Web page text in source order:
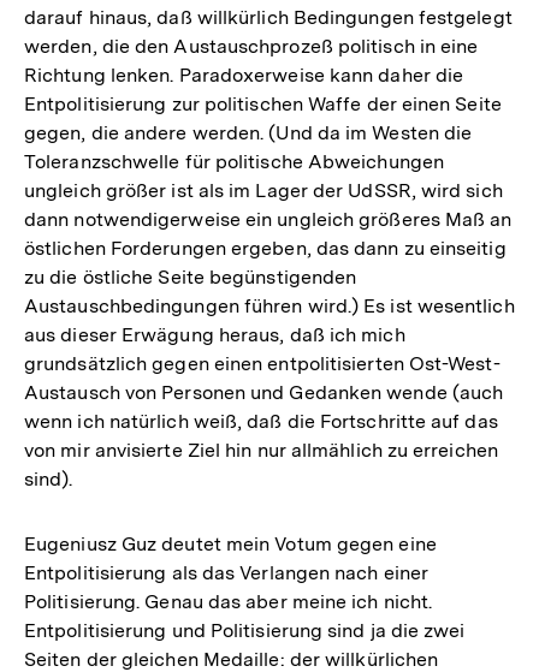
darauf hinaus, daß willkürlich Bedingungen festgelegt
werden, die den Austauschprozeß politisch in eine
Richtung lenken. Paradoxerweise kann daher die
Entpolitisierung zur politischen Waffe der einen Seite
gegen, die andere werden. (Und da im Westen die
Toleranzschwelle für politische Abweichungen
ungleich größer ist als im Lager der UdSSR, wird sich
dann notwendigerweise ein ungleich größeres Maß an
östlichen Forderungen ergeben, das dann zu einseitig
zu die östliche Seite begünstigenden
Austauschbedingungen führen wird.) Es ist wesentlich
aus dieser Erwägung heraus, daß ich mich
grundsätzlich gegen einen entpolitisierten Ost-West-
Austausch von Personen und Gedanken wende (auch
wenn ich natürlich weiß, daß die Fortschritte auf das
von mir anvisierte Ziel hin nur allmählich zu erreichen
sind).
Eugeniusz Guz deutet mein Votum gegen eine
Entpolitisierung als das Verlangen nach einer
Politisierung. Genau das aber meine ich nicht.
Entpolitisierung und Politisierung sind ja die zwei
Seiten der gleichen Medaille: der willkürlichen